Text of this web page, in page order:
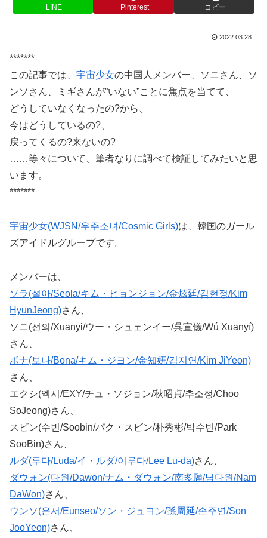
LINE Pinterest コピー
2022.03.28
*******
この記事では、 宇宙少女の中国人メンバー、ソニさん、ソ
ンソさん、ミギさんが”いない”ことに焦点を当てて、
どうしていなくなったの?から、
今はどうしているの?、
戻ってくるの?来ないの?
……等々について、筆者なりに調べて検証してみたいと思
います。
*******
宇宙少女(WJSN/우주소녀/Cosmic Girls)は、韓国のガール
ズアイドルグループです。
メンバーは、
ソラ(설아/Seola/キム・ヒョンジョン/金炫廷/김현정/Kim
HyunJeong)さん、
ソニ(선의/Xuanyi/ウー・シュェンイー/呉宣儀/Wú Xuānyí)
さん、
ボナ(보나/Bona/キム・ジヨン/金知妍/김지연/Kim JiYeon)
さん、
エクシ(엑시/EXY/チュ・ソジョン/秋昭貞/추소정/Choo
SoJeong)さん、
スビン(수빈/Soobin/パク・スビン/朴秀彬/박수빈/Park
SooBin)さん、
ルダ(루다/Luda/イ・ルダ/이루다/Lee Lu-da)さん、
ダウォン(다원/Dawon/ナム・ダウォン/南多願/남다원/Nam
DaWon)さん、
ウンソ(은서/Eunseo/ソン・ジュヨン/孫周延/손주연/Son
JooYeon)さん、